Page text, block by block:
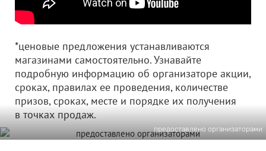
*ценовые предложения устанавливаются
магазинами самостоятельно. Узнавайте
подробную информацию об организаторе акции,
сроках, правилах ее проведения, количестве
призов, сроках, месте и порядке их получения
в точках продаж.
предоставлено организаторами